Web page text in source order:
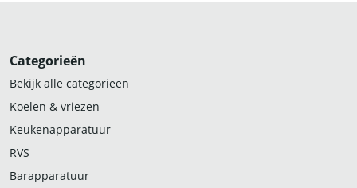
Categorieën
Bekijk alle categorieën
Koelen & vriezen
Keukenapparatuur
RVS
Barapparatuur